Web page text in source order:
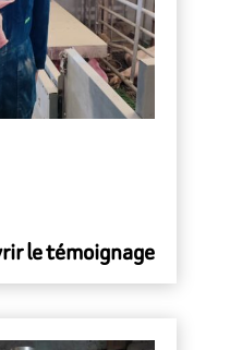
le témoignage